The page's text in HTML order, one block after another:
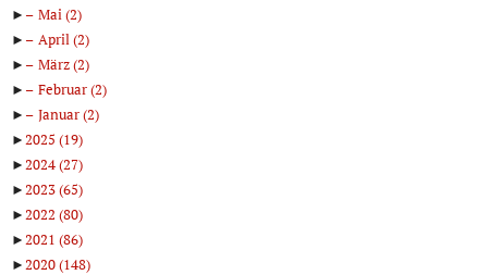
►
Mai(2)
►
April(2)
►
März(2)
►
Februar(2)
►
Januar(2)
►2025 (19)
►2024(27)
►2023(65)
►2022 (80)
►2021 (86)
►2020(148)